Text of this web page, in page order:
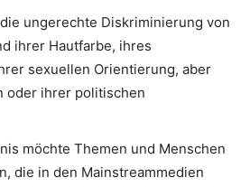
ungerechte Diskriminierung von
ihrer Hautfarbe, ihres
sexuellen Orientierung, aber
oder ihrer politischen
möchte Themen und Menschen
die in den Mainstreammedien